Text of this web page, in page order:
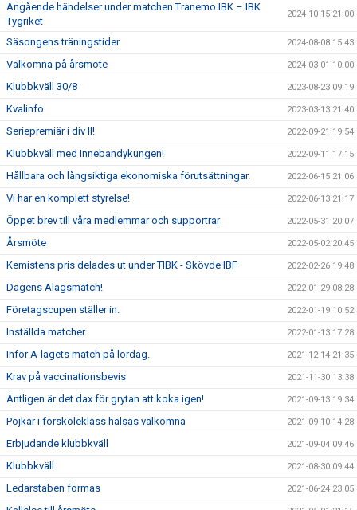
Angående händelser under matchen Tranemo IBK – IBK
Tygriket
2024-10-15 21:00
Säsongens träningstider 2024-08-08 15:43
Välkomna på årsmöte 2024-03-01 10:00
Klubbkväll 30/8 2023-08-23 09:19
Kvalinfo 2023-03-13 21:40
Seriepremiär i div II! 2022-09-21 19:54
Klubbkväll med Innebandykungen! 2022-09-11 17:15
Hållbara och långsiktiga ekonomiska förutsättningar. 2022-06-15 21:06
Vi har en komplett styrelse! 2022-06-13 21:17
Öppet brev till våra medlemmar och supportrar 2022-05-31 20:07
Årsmöte 2022-05-02 20:45
Kemistens pris delades ut under TIBK - Skövde IBF 2022-02-26 19:48
Dagens Alagsmatch! 2022-01-29 08:28
Företagscupen ställer in. 2022-01-19 10:52
Inställda matcher 2022-01-13 17:28
Inför A-lagets match på lördag. 2021-12-14 21:35
Krav på vaccinationsbevis 2021-11-30 13:38
Äntligen är det dax för grytan att koka igen! 2021-09-13 19:34
Pojkar i förskoleklass hälsas välkomna 2021-09-10 14:28
Erbjudande klubbkväll 2021-09-04 09:46
Klubbkväll 2021-08-30 09:44
Ledarstaben formas 2021-06-24 23:05